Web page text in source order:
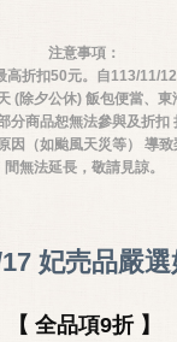
注意事項：
高折扣50元。自113/11/
(除夕公休) 飯包便當、
分商品恕無法參與及折扣
因（如颱風天災等） 導
間無法延長，敬請見諒。
妃売品嚴
【 全品項9折 】